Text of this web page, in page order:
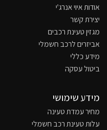
אודות איוי אנרג'י
יצירת קשר
מגזין טעינת רכבים
אביזרים לרכב חשמלי
מידע כללי
ביטול עסקה
מידע שימושי
מחיר עמדת טעינה
עלות טעינת רכב חשמלי